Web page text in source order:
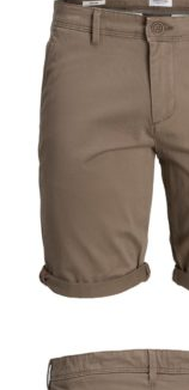
54,95 €.49,00 €.